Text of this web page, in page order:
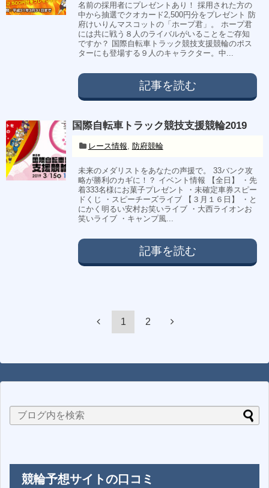
名前の採用者にプレゼントあり！ 採用された方の
中から抽選でクオカード2,500円分をプレゼント 防
府けいりんマスコットの「ホープ君」。 ホープ君
には共に戦う８人のライバルがいることをご存知
ですか？ 国際自転車トラック競技支援競輪のポス
ターにも登場する９人のキャラクター。中...
記事を読む
国際自転車トラック競技支援競輪2019
レース情報, 防府競輪
未来のメダリストをあなたの声援で。 33バンク攻
略が勝利のカギに！？ イベント情報 【全日】 ・先
着333名様にお菓子プレゼント ・未確定車券スピー
ドくじ ・スピーチーズライブ 【３月１６日】 ・と
にかく明るい安村お笑いライブ ・大西ライオンお
笑いライブ ・キャンプ風...
記事を読む
1 2
競輪予想サイトの口コミ